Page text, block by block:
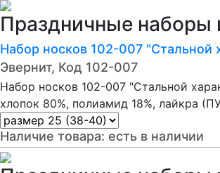
Праздничные наборы
Набор носков 102-007 "Стальной
Эвернит, Код 102-007
Набор носков 102-007 "Стальной
хлопок 80%, полиамид 18%, лайкра
Наличие товара: есть в наличии